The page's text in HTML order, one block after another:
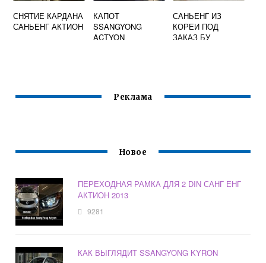
СНЯТИЕ КАРДАНА
САНЬЕНГ АКТИОН
КАПОТ
SSANGYONG
ACTYON
САНЬЕНГ ИЗ
КОРЕИ ПОД
ЗАКАЗ БУ
Реклама
Новое
ПЕРЕХОДНАЯ РАМКА ДЛЯ 2 DIN САНГ ЕНГ
АКТИОН 2013
9281
КАК ВЫГЛЯДИТ SSANGYONG KYRON